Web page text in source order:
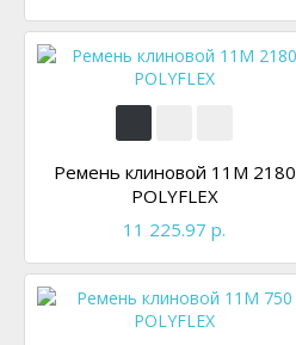
Ремень клиновой 11M 2180
POLYFLEX
11 225.97 р.